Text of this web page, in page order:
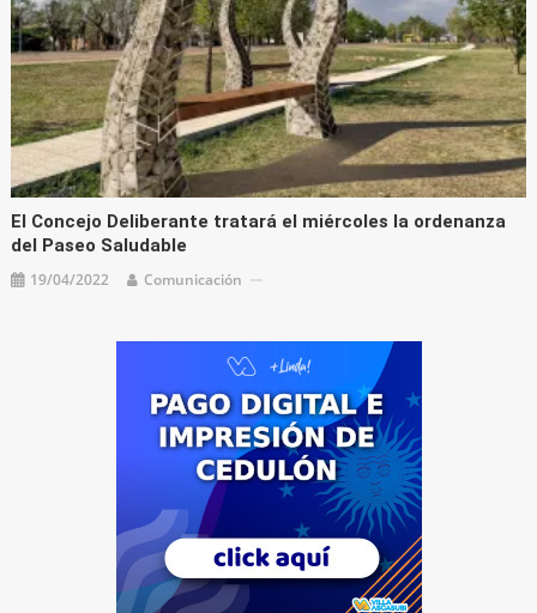
El Concejo Deliberante tratará el miércoles la ordenanza
del Paseo Saludable
19/04/2022 Comunicación